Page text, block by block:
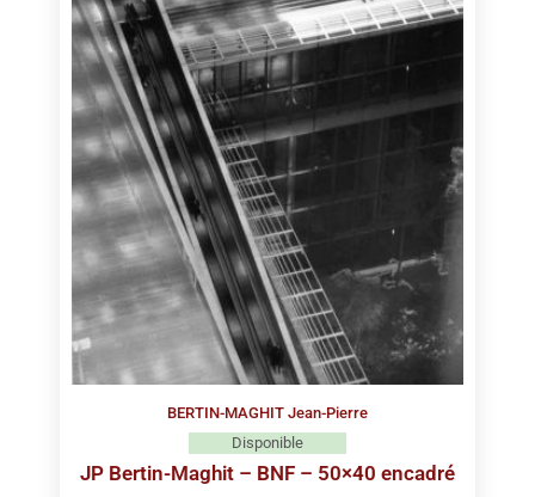
BERTIN-MAGHIT Jean-Pierre
Disponible
JP Bertin-Maghit – BNF – 50×40 encadré